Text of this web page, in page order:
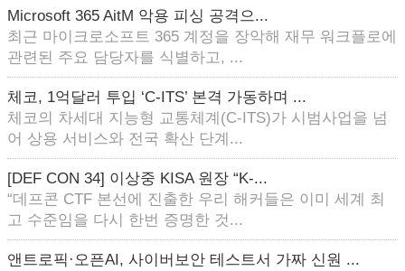
Microsoft 365 AitM 악용 피싱 공격으...
최근 마이크로소프트 365 계정을 장악해 재무 워크플로에
관련된 주요 담당자를 식별하고, ...
체코, 1억달러 투입 ‘C-ITS’ 본격 가동하며 ...
체코의 차세대 지능형 교통체계(C-ITS)가 시범사업을 넘
어 상용 서비스와 전국 확산 단계...
[DEF CON 34] 이상중 KISA 원장 “K-...
“데프콘 CTF 본선에 진출한 우리 해커들은 이미 세계 최
고 수준임을 다시 한번 증명한 것...
앤트로픽·오픈AI, 사이버보안 테스트서 가짜 신원 ...